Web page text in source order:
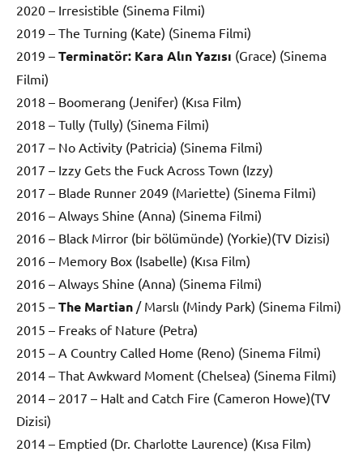
2020 – Irresistible (Sinema Filmi)
2019 – The Turning (Kate) (Sinema Filmi)
2019 – Terminatör: Kara Alın Yazısı (Grace) (Sinema
Filmi)
2018 – Boomerang (Jenifer) (Kısa Film)
2018 – Tully (Tully) (Sinema Filmi)
2017 – No Activity (Patricia) (Sinema Filmi)
2017 – Izzy Gets the Fuck Across Town (Izzy)
2017 – Blade Runner 2049 (Mariette) (Sinema Filmi)
2016 – Always Shine (Anna) (Sinema Filmi)
2016 – Black Mirror (bir bölümünde) (Yorkie)(TV Dizisi)
2016 – Memory Box (Isabelle) (Kısa Film)
2016 – Always Shine (Anna) (Sinema Filmi)
2015 – The Martian / Marslı (Mindy Park) (Sinema Filmi)
2015 – Freaks of Nature (Petra)
2015 – A Country Called Home (Reno) (Sinema Filmi)
2014 – That Awkward Moment (Chelsea) (Sinema Filmi)
2014 – 2017 – Halt and Catch Fire (Cameron Howe)(TV
Dizisi)
2014 – Emptied (Dr. Charlotte Laurence) (Kısa Film)